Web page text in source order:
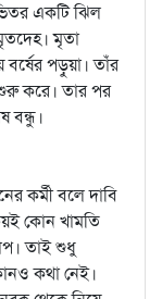
একটি ঝিল
মৃতা
পড়ুয়া। তাঁর
শুরু করে। তার পর
বন্ধু।
কর্মী বলে দাবি
কোন খামতি
তাই শুধু
কথা নেই।